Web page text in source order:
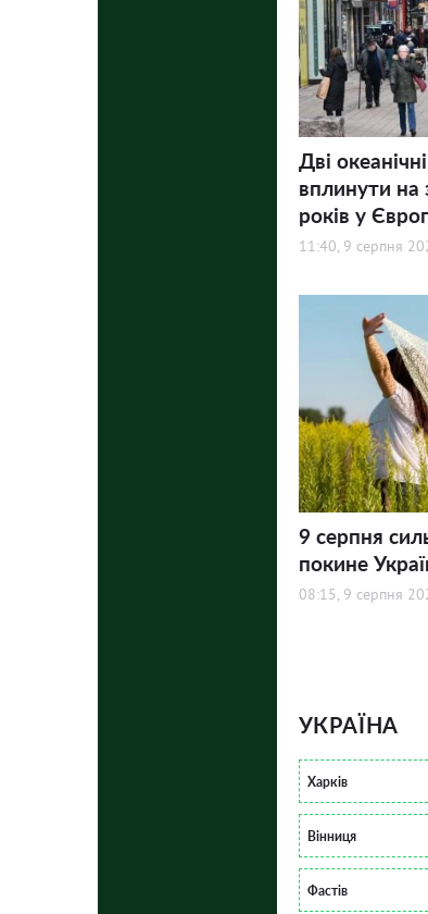
Дві
вплинути
років у
11:40, 9 серпня
9 серпня
покине
08:15, 9 серпня
УКРАЇНА
Харків
Вінниця
Фастів